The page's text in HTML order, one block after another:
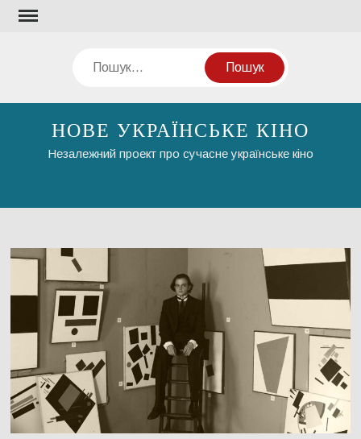
Перейти
Пошук
НОВЕ УКРАЇНСЬКЕ КІНО
Незалежний проект про сучасне українське кіно